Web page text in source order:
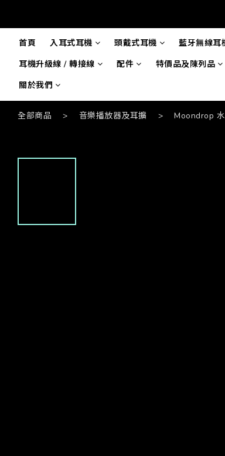
首頁 入耳式耳機 頭戴式耳機 藍牙無線耳
耳機升級線 / 轉接線
配件 特價品及陳列品
關於我們
全部商品 > 音樂播放器及耳擴 > Moondrop